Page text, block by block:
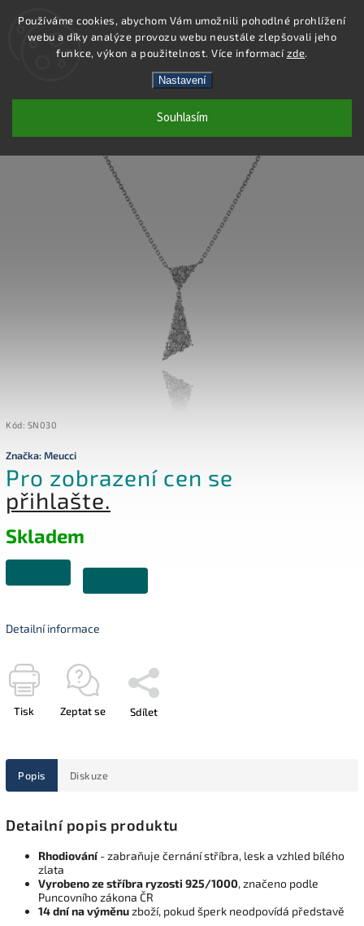
Používáme cookies, abychom Vám umožnili pohodlné prohlížení
webu a díky analýze provozu webu neustále zlepšovali jeho
funkce, výkon a použitelnost. Více informacízde.
Nastavení
Souhlasím
Hledat
SN030 - NÁHRDELNÍK AG 925/1000
Kód: SN030
Značka:Meucci
Pro zobrazení cen se
přihlašte.
Skladem
Detailní informace
Tisk Zeptat se Sdílet
Popis Diskuze
Detailní popis produktu
Rhodiování- zabraňuje černání stříbra, lesk a vzhled bílého
zlata
Vyrobeno ze stříbra ryzosti 925/1000, značeno podle
Puncovního zákona ČR
14 dní na výměnuzboží, pokud šperk neodpovídá představě